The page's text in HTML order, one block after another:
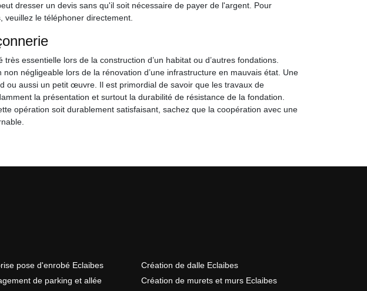
dresser un devis sans qu'il soit nécessaire de payer de l'argent. Pour
veuillez le téléphoner directement.
essentielle lors de la construction d’un habitat ou d’autres fondations.
non négligeable lors de la rénovation d’une infrastructure en mauvais état. Une
ou aussi un petit œuvre. Il est primordial de savoir que les travaux de
la présentation et surtout la durabilité de résistance de la fondation.
opération soit durablement satisfaisant, sachez que la coopération avec une
pose d'enrobé Eclaibes
de parking et allée
Création de dalle Eclaibes
Création de murets et murs Eclaibes